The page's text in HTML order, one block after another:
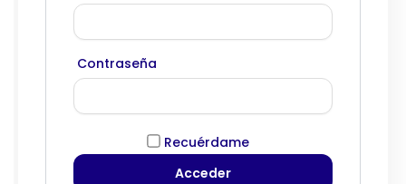
Contraseña
Recuérdame